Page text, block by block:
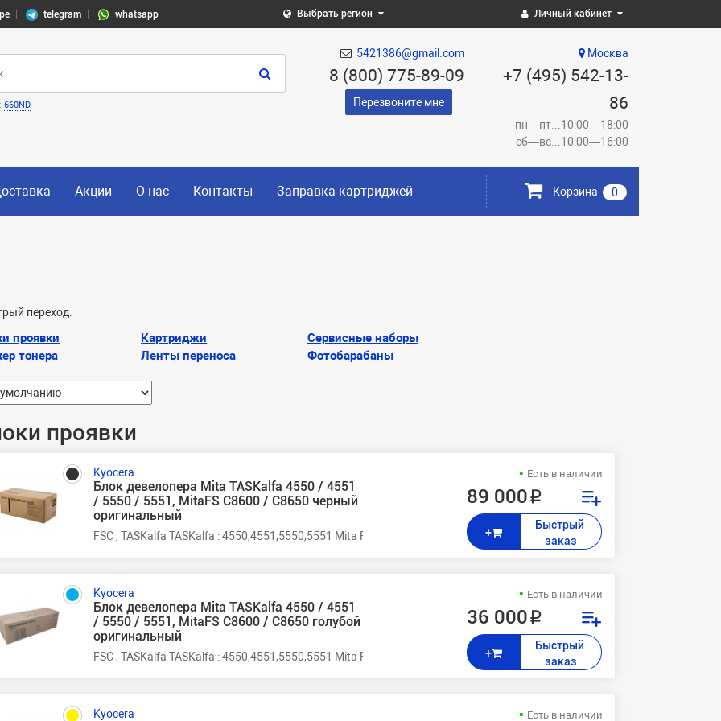
telegram whatsapp Выбрать регион Личный кабинет
660ND
Москва
+7 (495) 542-13-
86
пн—пт...10:00—18:00
сб—вс...10:00—16:00
5421386@gmail.com
8 (800) 775-89-09
Перезвоните мне
Акции О нас Контакты Заправка картриджей Корзина 0
переход:
проявки
тонера
Картриджи
Ленты переноса
Сервисные наборы
Фотобарабаны
проявки
Kyocera
Блок девелопера Mita TASKalfa 4550 / 4551
/ 5550 / 5551, MitaFS C8600 / C8650 черный
оригинальный
FSC , TASKalfa TASKalfa : 4550,4551,5550,5551 Mita FSС 8600,8600DN,8650,8650DN
Есть в наличии
89 000 ₽
+
Быстрый
заказ
Kyocera
Блок девелопера Mita TASKalfa 4550 / 4551
/ 5550 / 5551, MitaFS C8600 / C8650 голубой
оригинальный
FSC , TASKalfa TASKalfa : 4550,4551,5550,5551 Mita FSС 8600,8600DN,8650,8650DN
Есть в наличии
36 000 ₽
+
Быстрый
заказ
Kyocera Есть в наличии